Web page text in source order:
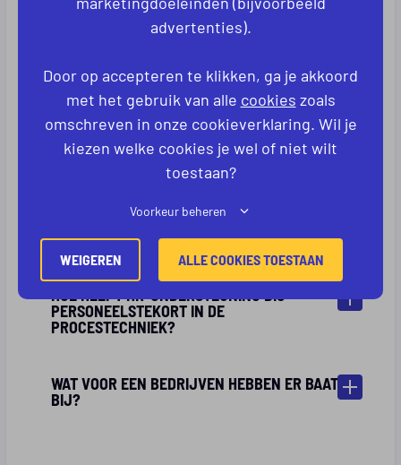
uitzendpartners? Lees ons artikel:
Samenwerking met een Procestechniek.nl
Meer weten waarom samenwerken met een
uitzendbureau meehelpt? lees dat hier en zie nog
meermogelijkheden en voordelen!
VEELGESTELDE VRAGEN:
WAT BETEKENT HR-ONDERSTEUNING
PRECIES?
HOE HELPT HR-ONDERSTEUNING BIJ
PERSONEELSTEKORT IN DE
PROCESTECHNIEK?
WAT VOOR EEN BEDRIJVEN HEBBEN ER BAAT
BIJ?
advertenties).
Door op accepteren te klikken, ga je akkoord
met het gebruik van alle cookies zoals
omschreven in onze cookieverklaring. Wil je
kiezen welke cookies je wel of niet wilt
toestaan?
Voorkeur beheren
WEIGEREN ALLE COOKIES TOESTAAN